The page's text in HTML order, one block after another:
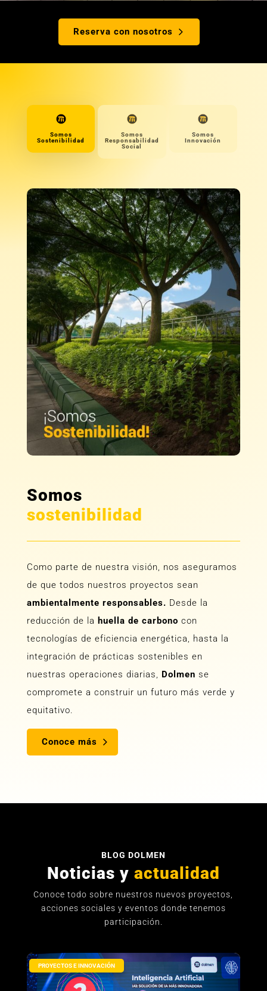
Reserva con nosotros
Somos
Sostenibilidad
Somos
Responsabilidad
Social
Somos
Innovación
Somos
sostenibilidad
Como parte de nuestra visión, nos aseguramos
de que todos nuestros proyectos sean
ambientalmente responsables. Desde la
reducción de la huella de carbono con
tecnologías de eficiencia energética, hasta la
integración de prácticas sostenibles en
nuestras operaciones diarias, Dolmen se
compromete a construir un futuro más verde y
equitativo.
Conoce más
BLOG DOLMEN
Noticias y actualidad
Conoce todo sobre nuestros nuevos proyectos,
acciones sociales y eventos donde tenemos
participación.
PROYECTOS E INNOVACIÓN